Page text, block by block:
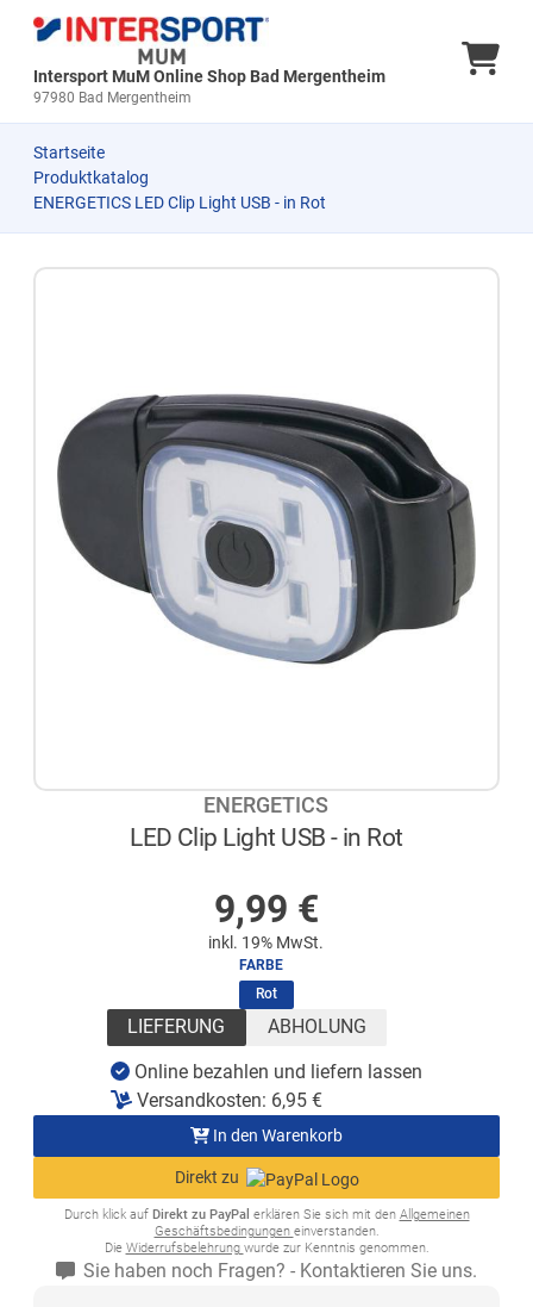
Intersport MuM Online Shop Bad Mergentheim
97980 Bad Mergentheim
Startseite
Produktkatalog
ENERGETICS LED Clip Light USB - in Rot
ENERGETICS
LED Clip Light USB - in Rot
9,99 €
inkl. 19% MwSt.
FARBE
Rot(ausgewählt)
LIEFERUNG ABHOLUNG
Online bezahlen und liefern lassen
Versandkosten: 6,95 €
In den Warenkorb
Direkt zu
Durch klick auf Direkt zu PayPal erklären Sie sich mit den Allgemeinen
Geschäftsbedingungen einverstanden.
Die Widerrufsbelehrung wurde zur Kenntnis genommen.
Sie haben noch Fragen? - Kontaktieren Sie uns.